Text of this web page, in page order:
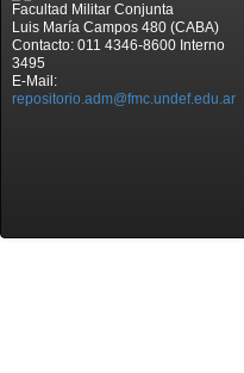
Facultad Militar Conjunta
Luis María Campos 480 (CABA)
Contacto: 011 4346-8600 Interno
3495
E-Mail:
repositorio.adm@fmc.undef.edu.ar